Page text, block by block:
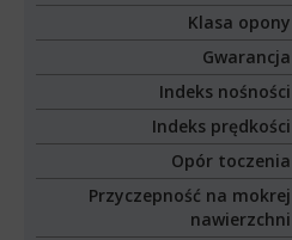
Klasa opony
Gwarancja
Indeks nośności
Indeks prędkości
Opór toczenia
Przyczepność na mokrej
nawierzchni